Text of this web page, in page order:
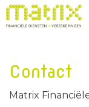
Contact
Matrix